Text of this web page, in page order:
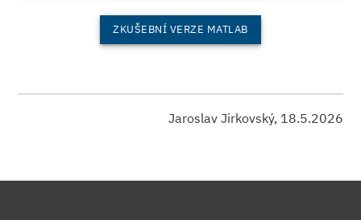
ZKUŠEBNÍ VERZE MATLAB
Jaroslav Jirkovský, 18.5.2026